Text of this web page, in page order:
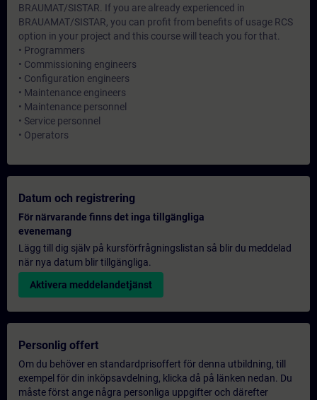
BRAUMAT/SISTAR. If you are already experienced in
BRAUAMAT/SISTAR, you can profit from benefits of usage RCS
option in your project and this course will teach you for that.
• Programmers
• Commissioning engineers
• Configuration engineers
• Maintenance engineers
• Maintenance personnel
• Service personnel
• Operators
Datum och registrering
För närvarande finns det inga tillgängliga
evenemang
Lägg till dig själv på kursförfrågningslistan så blir du meddelad
när nya datum blir tillgängliga.
Aktivera meddelandetjänst
Personlig offert
Om du behöver en standardprisoffert för denna utbildning, till
exempel för din inköpsavdelning, klicka då på länken nedan. Du
måste först ange några personliga uppgifter och därefter